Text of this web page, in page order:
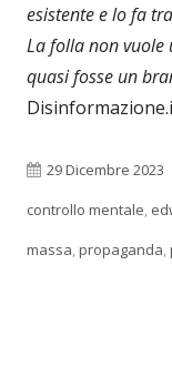
esistente e lo fa
La folla non vuole
quasi fosse un
Pubblicato
29 Dicembre 2023
controllo mentale,
massa,propaganda,